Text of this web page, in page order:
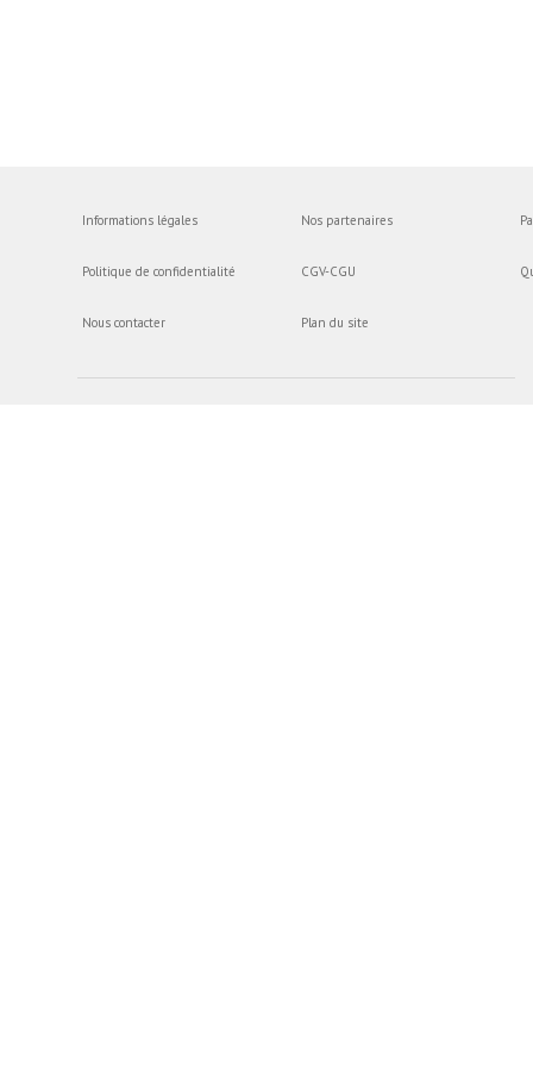
Informations légales
Politique de confidentialité
Nous contacter
Nos partenaires
CGV-CGU
Plan du site